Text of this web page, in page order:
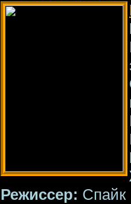
Режиссер: Спайк